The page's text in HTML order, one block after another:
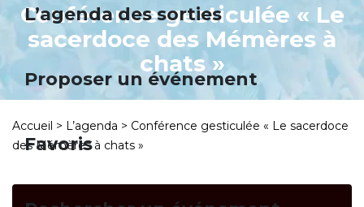
L’agenda des sorties
Proposer un événement
Favoris
Conférence gesticulée « Le
sacerdoce des Mémères à
chats »
Accueil > L’agenda > Conférence gesticulée « Le sacerdoce
des Mémères à chats »